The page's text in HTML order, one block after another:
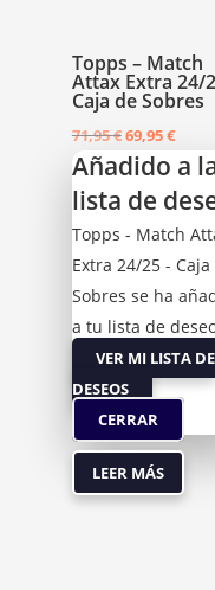
Topps – Match
Attax Extra 24/
Caja de Sobres
71,95€El
precio
original
era:
71,95 €.
69,95€El
es:
69,95
Añadido a
lista de
Topps - Match
Extra 24/25 - Caja
Sobres se ha
a tu lista de
VER MI LISTA DE
DESEOS
CERRAR
LEER MÁS